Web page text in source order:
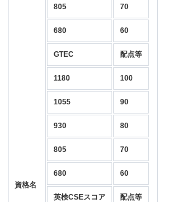
資格名
805 70
680 60
GTEC 配点等
1180 100
1055 90
930 80
805 70
680 60
英検CSEスコア 配点等